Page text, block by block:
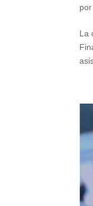
por
La